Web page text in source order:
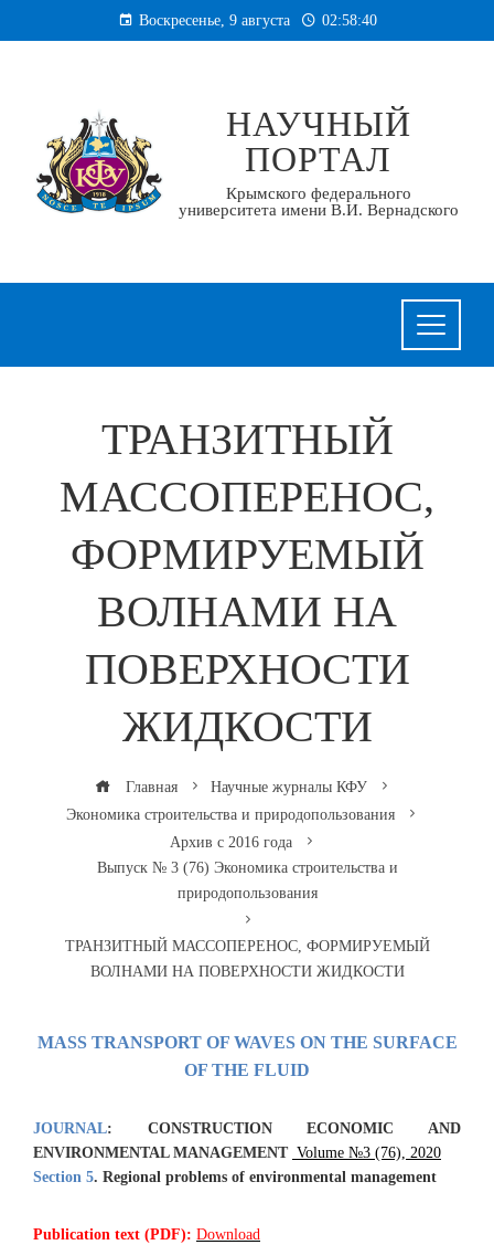
к
Воскресенье, 9 августа 02:58:41
НАУЧНЫЙ
ПОРТАЛ
Крымского федерального
университета имени В.И. Вернадского
ТРАНЗИТНЫЙ
МАССОПЕРЕНОС,
ФОРМИРУЕМЫЙ
ВОЛНАМИ НА
ПОВЕРХНОСТИ
ЖИДКОСТИ
Главная
Научные журналы КФУ
Экономика строительства и природопользования
Архив с 2016 года
Выпуск № 3 (76) Экономика строительства и
природопользования
ТРАНЗИТНЫЙ МАССОПЕРЕНОС, ФОРМИРУЕМЫЙ
ВОЛНАМИ НА ПОВЕРХНОСТИ ЖИДКОСТИ
MASS TRANSPORT OF WAVES ON THE SURFACE
OF THE FLUID
JOURNAL: CONSTRUCTION ECONOMIC AND
ENVIRONMENTAL MANAGEMENT Volume №3 (76), 2020
Section 5. Regional problems of environmental management
Publication text (PDF): Download